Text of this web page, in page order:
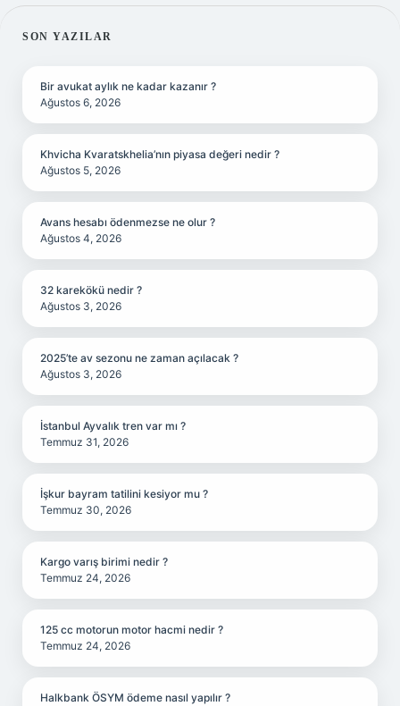
SIDEBAR
SON YAZILAR
Bir avukat aylık ne kadar kazanır ?
Ağustos 6, 2026
Khvicha Kvaratskhelia’nın piyasa değeri nedir ?
Ağustos 5, 2026
Avans hesabı ödenmezse ne olur ?
Ağustos 4, 2026
32 karekökü nedir ?
Ağustos 3, 2026
2025’te av sezonu ne zaman açılacak ?
Ağustos 3, 2026
İstanbul Ayvalık tren var mı ?
Temmuz 31, 2026
İşkur bayram tatilini kesiyor mu ?
Temmuz 30, 2026
Kargo varış birimi nedir ?
Temmuz 24, 2026
125 cc motorun motor hacmi nedir ?
Temmuz 24, 2026
Halkbank ÖSYM ödeme nasıl yapılır ?